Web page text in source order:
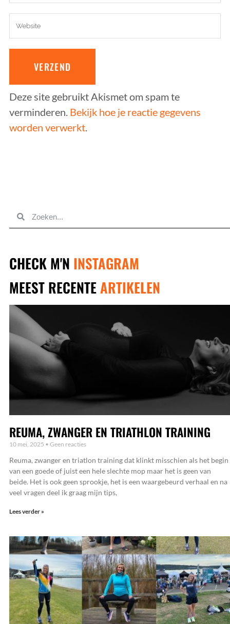
Deze site gebruikt Akismet om spam te
verminderen. Bekijk hoe je reactie gegevens
worden verwerkt.
CHECK M'N INSTAGRAM
MEEST RECENTEARTIKELEN
REUMA, ZWANGER EN TRIATHLON TRAINING
10 mei, 2025 Geen reacties
Reuma, zwanger en triatlon training dat klinkt misschien als het begin
van een goede of juist een hele slechte mop maar het is geen van
beide. Het is ook geen sprookje, het is een waargebeurd verhaal en na
veel vragen deel ik graag mijn tips,
Lees verder »